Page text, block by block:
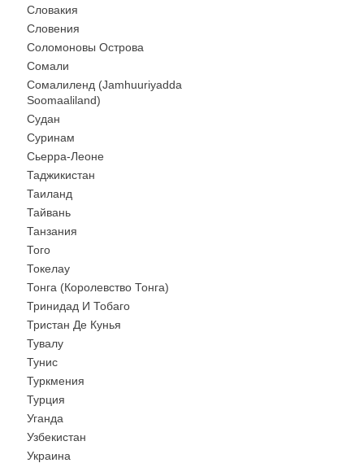
Словакия
Словения
Соломоновы Острова
Сомали
Сомалиленд (Jamhuuriyadda
Soomaaliland)
Судан
Суринам
Сьерра-Леоне
Таджикистан
Таиланд
Тайвань
Танзания
Того
Токелау
Тонга (Королевство Тонга)
Тринидад И Тобаго
Тристан Де Кунья
Тувалу
Тунис
Туркмения
Турция
Уганда
Узбекистан
Украина